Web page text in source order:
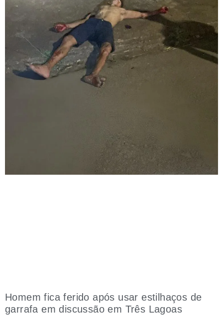
Homem fica ferido após usar estilhaços de
garrafa em discussão em Três Lagoas